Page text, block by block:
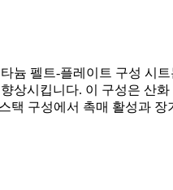
늄 펠트-플레이트 구성
상시킵니다. 이 구성은
구성에서 촉매 활성과